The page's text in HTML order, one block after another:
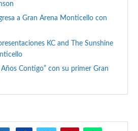
a Gran Arena Monticello con
KC and The Sunshine
Contigo” con su primer Gran